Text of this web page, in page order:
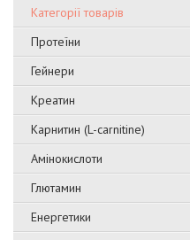
Категорії товарів
Протеїни
Гейнери
Креатин
Карнитин (L-carnitine)
Амінокислоти
Глютамин
Енергетики